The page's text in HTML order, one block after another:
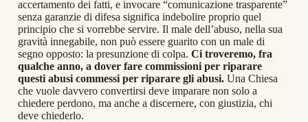
accertamento dei fatti, e invocare “comunicazione trasparente”
senza garanzie di difesa significa indebolire proprio quel
principio che si vorrebbe servire. Il male dell’abuso, nella sua
gravità innegabile, non può essere guarito con un male di
segno opposto: la presunzione di colpa. Ci troveremo, fra
qualche anno, a dover fare commissioni per riparare
questi abusi commessi per riparare gli abusi. Una Chiesa
che vuole davvero convertirsi deve imparare non solo a
chiedere perdono, ma anche a discernere, con giustizia, chi
deve chiederlo.